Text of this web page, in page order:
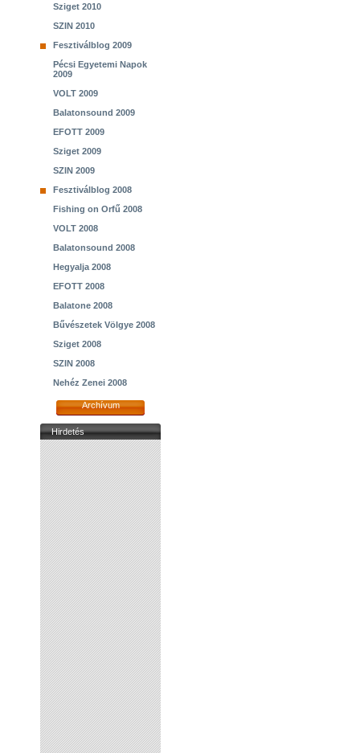
Sziget 2010
SZIN 2010
Fesztiválblog 2009
Pécsi Egyetemi Napok
2009
VOLT 2009
Balatonsound 2009
EFOTT 2009
Sziget 2009
SZIN 2009
Fesztiválblog 2008
Fishing on Orfű 2008
VOLT 2008
Balatonsound 2008
Hegyalja 2008
EFOTT 2008
Balatone 2008
Bűvészetek Völgye 2008
Sziget 2008
SZIN 2008
Nehéz Zenei 2008
Archívum
Hirdetés